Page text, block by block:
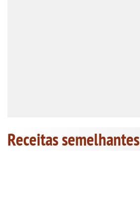
Receitas semelhantes